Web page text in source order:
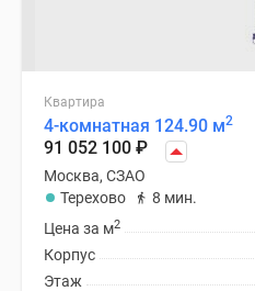
Квартира
4-комнатная 124.90 м2
91 052 100 ₽
Москва, СЗАО
Терехово
8 мин.
Цена за м2
Корпус
Этаж